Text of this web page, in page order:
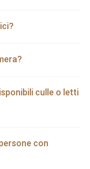
culle o letti
con